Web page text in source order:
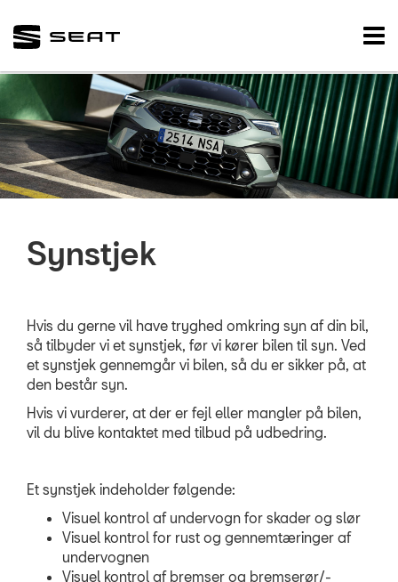
BRUGTE BILER
VÆRKSTED
Koncepter og
Prismatch
MinSEAT
Synstjek
OM OS
Synstjek
Hvis du gerne vil have tryghed omkring syn af din bil,
så tilbyder vi et synstjek, før vi kører bilen til syn. Ved
et synstjek gennemgår vi bilen, så du er sikker på, at
den består syn.
Hvis vi vurderer, at der er fejl eller mangler på bilen,
vil du blive kontaktet med tilbud på udbedring.
Et synstjek indeholder følgende:
Visuel kontrol af undervogn for skader og slør
Visuel kontrol for rust og gennemtæringer af
undervognen
Visuel kontrol af bremser og bremserør/-